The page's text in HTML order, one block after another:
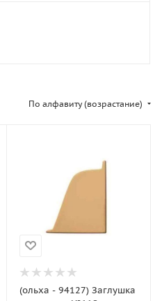
По алфавиту (возрастание)
(ольха - 94127) Заглушка